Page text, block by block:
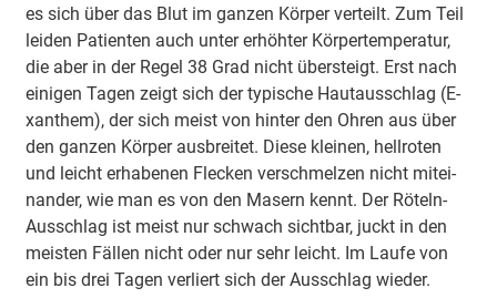
es sich über das Blut im ganzen Körper verteilt. Zum Teil
leiden Pa­tie­nten auch unter e­rhö­hter Kö­rpe­rte­mpe­ra­tur,
die aber in der Regel 38 Grad nicht ü­be­rsteigt. Erst nach
ei­ni­gen Tagen zeigt sich der ty­pi­sche Hau­tau­sschlag (E­
xa­nthem), der sich meist von hinter den Ohren aus über
den ganzen Körper au­sbrei­tet. Diese kleinen, he­llro­ten
und leicht e­rha­be­nen Flecken ve­rschme­lzen nicht mi­tei­
na­nder, wie man es von den Masern kennt. Der Röteln-
Ausschlag ist meist nur schwach sichtbar, juckt in den
meisten Fällen nicht oder nur sehr leicht. Im Laufe von
ein bis drei Tagen verliert sich der Ausschlag wieder.